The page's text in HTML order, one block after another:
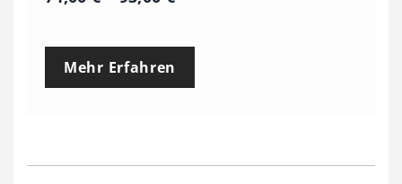
e
p
Mehr Erfahren